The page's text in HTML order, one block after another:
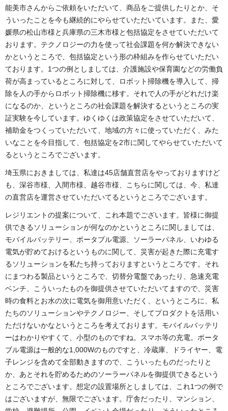
能美市さんからご依頼をいただいて、商品をご提供したりとか、そ
ういったことを今も継続的にやらせていただいています。また、愛
媛県の松山市様と兵庫県の三木市様と包括協定をさせていただいて
おります。テクノロジーの力を使って社会課題を何か解決できない
かというところで、包括協定という形の枠組みを作らせていただい
ております。1つの例としましては、介護施設や保育園などの労働負
荷が高まっているところに対して、ロボット掃除機を導入して、掃
除を人の手からロボット掃除機に移す。それで人の手がどれだけ楽
になるのか、というところの社会課題を解決するというところの実
証実験を今しています。ゆくゆくは政策協定をさせていただいて、
補助金をつくっていただいて、地域の方々に使っていただく、みた
いなことを今目指して、包括協定を2市に関してやらせていただいて
るというところでございます。
埼玉県におきましては、私達は45店舗直営店をやっておりますけど
も、深谷市様、入間市様、越谷市様、こちらに関しては、今、私達
の直営店を運営させていただいてるというところでございます。
レジリエントの提案について、これ本題でございます。皆様に御提
供できるソリューションが何なのかというところに関しましては、
モバイルバッテリー、ポータブル電源、ソーラーパネル、いわゆる
電気が貯めておけるというものに関して、災害が起きた際に充電す
るソリューションを私たち持っておりますというところです。それ
にまつわる製品というところで、切替分電盤であったり、急速充電
ベンチ、こういったものを御提供させていただいてますので、災害
時の食料とお水の次に電気を御用意いただく、というところに、私
たちのソリューションやテクノロジー、そしてプロダクトを活用い
ただけないかなというところを考えております。モバイルバッテリ
ーはわかりやすくて、小型のものですね。スマホ等の充電。ポータ
ブル電源は一般的な1,000Wのものですと、冷蔵庫、ドライヤー、電
子レンジを含めて全部動きますので、こういったものだったりと
か、あとそれを貯めるためのソーラーパネルを御提供できるという
ところでございます。想定の設置場所としましては、これ1つの例で
はございますが、無限でございます。庁舎だったり、マンション、